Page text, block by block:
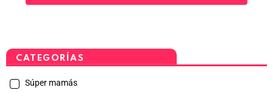
CATEGORÍAS
Súper mamás